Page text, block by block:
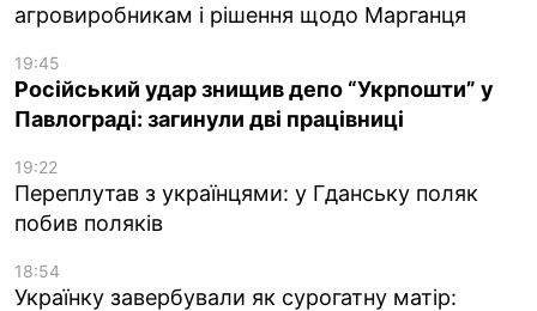
агровиробникам і рішення щодо Марганця
19:45
Російський удар знищив депо “Укрпошти” у
Павлограді: загинули дві працівниці
19:22
Переплутав з українцями: у Гданську поляк
побив поляків
18:54
Українку завербували як сурогатну матір: